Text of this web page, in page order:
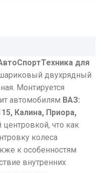
для
двухрядный
Монтируется
автомобилям ВАЗ:
Калина, Приора,
центровкой, что как
колеса
к особенностям
внутренних